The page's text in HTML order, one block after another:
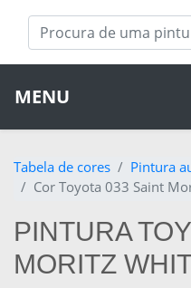
MENU
Tabela de cores Pintura
Cor Toyota 033 Saint
PINTURA
MORITZ